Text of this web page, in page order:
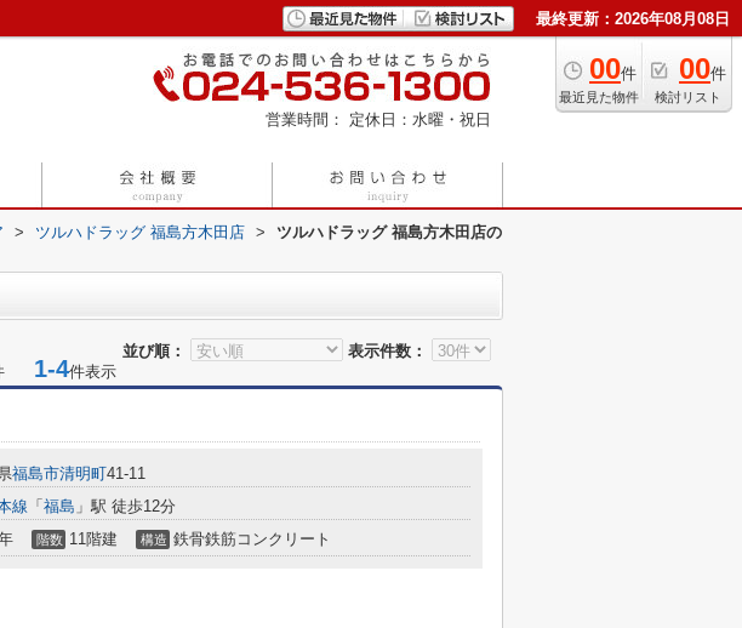
最終更新：2026年08月08日
00件
最近見た物件
00件
検討リスト
営業時間： 定休日：水曜・祝日
> ツルハドラッグ 福島方木田店 >
ツルハドラッグ 福島方木田店の
並び順：
表示件数：
1-4件表示
福島市清明町41-11
線 「 福島 」駅 徒歩12分
階数 11階建 構造 鉄骨鉄筋コンクリート